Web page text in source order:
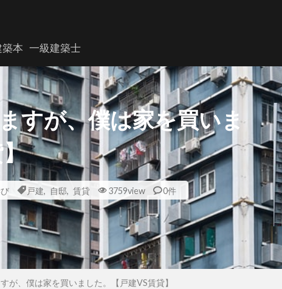
築本 一級建築士
すが、僕は家を買いま
戸建 自邸 賃貸 3759view 0件
が、僕は家を買いました。【戸建VS賃貸】